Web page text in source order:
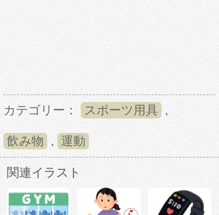
カテゴリー： スポーツ用具 ,
飲み物 , 運動
関連イラスト